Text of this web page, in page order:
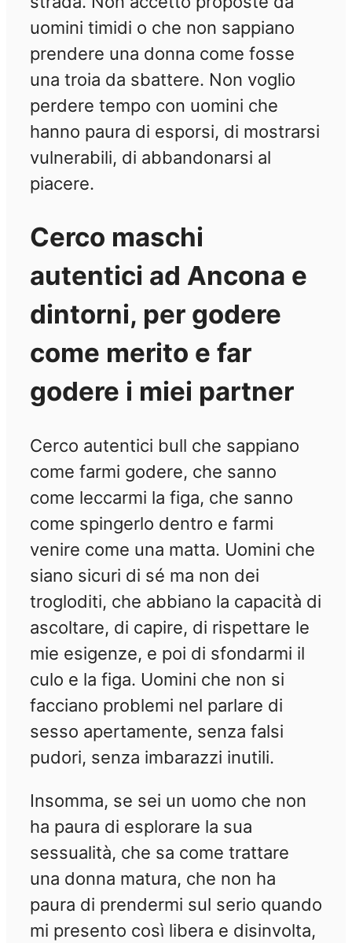
uomini timidi o che non sappiano
prendere una donna come fosse
una troia da sbattere. Non voglio
perdere tempo con uomini che
hanno paura di esporsi, di mostrarsi
vulnerabili, di abbandonarsi al
piacere.
Cerco maschi
autentici ad Ancona e
dintorni, per godere
come merito e far
godere i miei partner
Cerco autentici bull che sappiano
come farmi godere, che sanno
come leccarmi la figa, che sanno
come spingerlo dentro e farmi
venire come una matta. Uomini che
siano sicuri di sé ma non dei
trogloditi, che abbiano la capacità di
ascoltare, di capire, di rispettare le
mie esigenze, e poi di sfondarmi il
culo e la figa. Uomini che non si
facciano problemi nel parlare di
sesso apertamente, senza falsi
pudori, senza imbarazzi inutili.
Insomma, se sei un uomo che non
ha paura di esplorare la sua
sessualità, che sa come trattare
una donna matura, che non ha
paura di prendermi sul serio quando
mi presento così libera e disinvolta,